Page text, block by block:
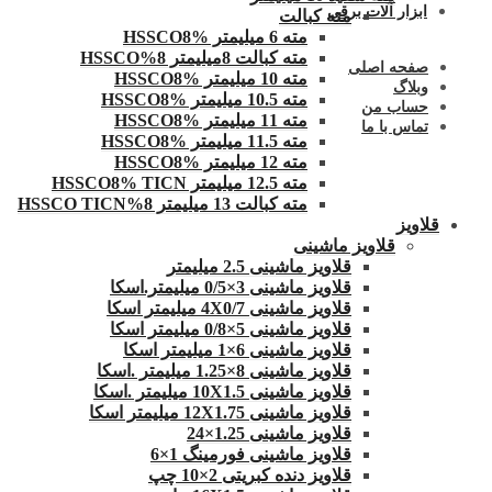
ابزار آلات برقی
صفحه اصلی
وبلاگ
حساب من
تماس با ما
مته کبالت
مته 6 میلیمتر HSSCO8%
مته کبالت 8میلیمتر 8%HSSCO
مته 10 میلیمتر HSSCO8%
مته 10.5 میلیمتر HSSCO8%
مته 11 میلیمتر HSSCO8%
مته 11.5 میلیمتر HSSCO8%
مته 12 میلیمتر HSSCO8%
مته 12.5 میلیمتر HSSCO8% TICN
مته کبالت 13 میلیمتر 8%HSSCO TICN
قلاویز
قلاویز ماشینی
قلاویز ماشینی 2.5 میلیمتر
قلاویز ماشینی 3×0/5 میلیمتر.اسکا
قلاویز ماشینی 4X0/7 میلیمتر اسکا
قلاویز ماشینی 5×0/8 میلیمتر اسکا
قلاویز ماشینی 6×1 میلیمتر اسکا
قلاویز ماشینی 8×1.25 میلیمتر .اسکا
قلاویز ماشینی 10X1.5 میلیمتر .اسکا
قلاویز ماشینی 12X1.75 میلیمتر اسکا
قلاویز ماشینی 1.25×24
قلاویز ماشینی فورمینگ 1×6
قلاویز دنده کبریتی 2×10 چپ